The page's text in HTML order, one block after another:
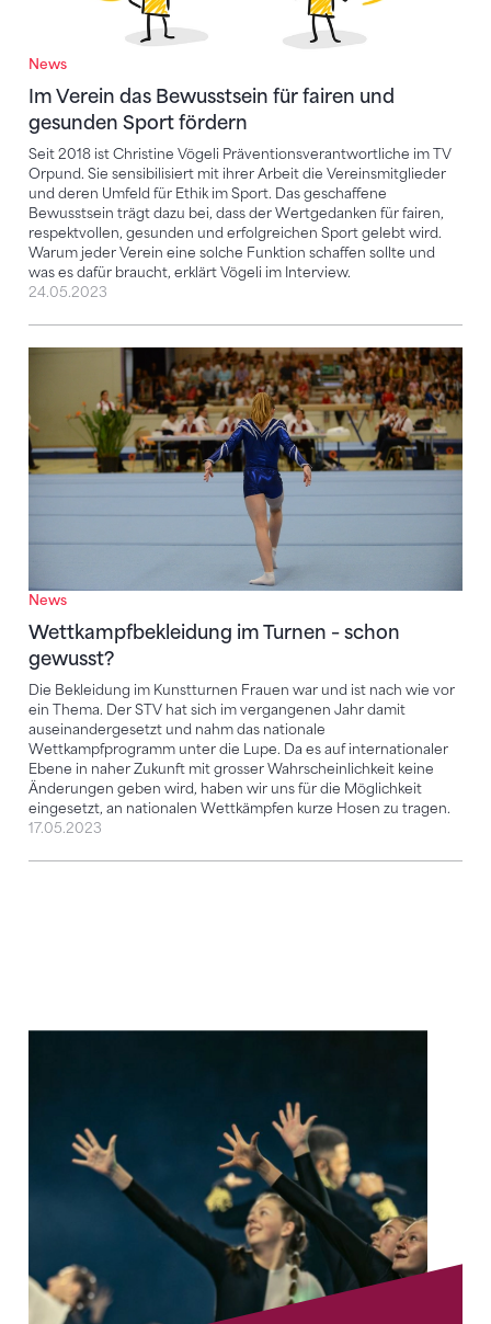
News
Im Verein das Bewusstsein für fairen und
gesunden Sport fördern
Seit 2018 ist Christine Vögeli Präventionsverantwortliche im TV
Orpund. Sie sensibilisiert mit ihrer Arbeit die Vereinsmitglieder
und deren Umfeld für Ethik im Sport. Das geschaffene
Bewusstsein trägt dazu bei, dass der Wertgedanken für fairen,
respektvollen, gesunden und erfolgreichen Sport gelebt wird.
Warum jeder Verein eine solche Funktion schaffen sollte und
was es dafür braucht, erklärt Vögeli im Interview.
24.05.2023
News
Wettkampfbekleidung im Turnen – schon
gewusst?
Die Bekleidung im Kunstturnen Frauen war und ist nach wie vor
ein Thema. Der STV hat sich im vergangenen Jahr damit
auseinandergesetzt und nahm das nationale
Wettkampfprogramm unter die Lupe. Da es auf internationaler
Ebene in naher Zukunft mit grosser Wahrscheinlichkeit keine
Änderungen geben wird, haben wir uns für die Möglichkeit
eingesetzt, an nationalen Wettkämpfen kurze Hosen zu tragen.
Wettkampfbekleidung im Turnen – schon gewusst?
17.05.2023